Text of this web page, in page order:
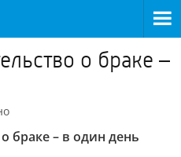
о браке –
браке – в один день